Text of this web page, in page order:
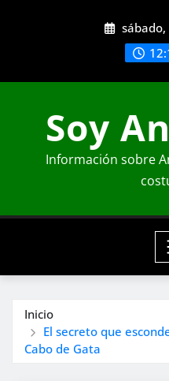
Soy
Información sobre
Inicio
El secreto que
Cabo de Gata